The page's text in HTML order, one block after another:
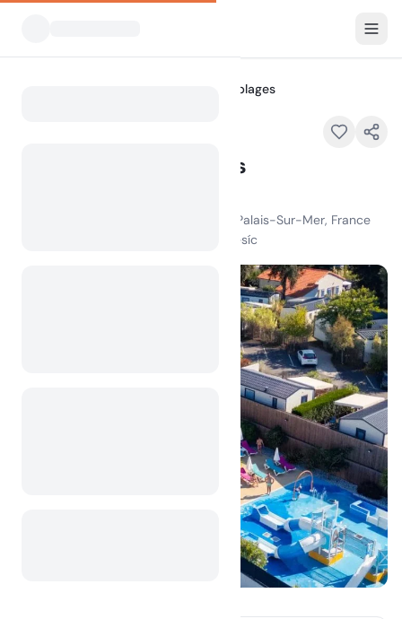
Camping des 2 plages
Camping des 2 plages
41 Avenue des acacias 17420 Saint-Palais-Sur-Mer, France
zobrazení za poslední měsíc